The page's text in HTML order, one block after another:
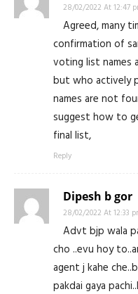
28/02/2022 At 12:47
Agreed, many
confirmation of
voting list names
but who actively
names are not
suggest how to
final list,
Reply
Dipesh b gor
28/02/2022 At 12:33
Advt bjp wala
cho ..evu hoy
agent j kahe
pakdai gaya